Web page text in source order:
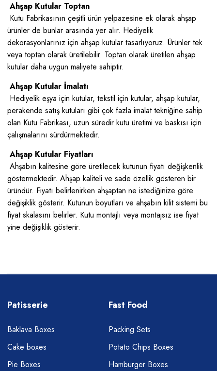
Ahşap Kutular Toptan
Kutu Fabrikasının çeşitli ürün yelpazesine ek olarak ahşap
ürünler de bunlar arasında yer alır. Hediyelik
dekorasyonlarınız için ahşap kutular tasarlıyoruz. Ürünler tek
veya toptan olarak üretilebilir. Toptan olarak üretilen ahşap
kutular daha uygun maliyete sahiptir.
Ahşap Kutular İmalatı
Hediyelik eşya için kutular, tekstil için kutular, ahşap kutular,
perakende satış kutuları gibi çok fazla imalat tekniğine sahip
olan Kutu Fabrikası, uzun süredir kutu üretimi ve baskısı için
çalışmalarını sürdürmektedir.
Ahşap Kutular Fiyatları
Ahşabın kalitesine göre üretilecek kutunun fiyatı değişkenlik
göstermektedir. Ahşap kaliteli ve sade özellik gösteren bir
üründür. Fiyatı belirlenirken ahşaptan ne istediğinize göre
değişiklik gösterir. Kutunun boyutları ve ahşabın kilit sistemi bu
fiyat skalasını belirler. Kutu montajlı veya montajsız ise fiyat
yine değişiklik gösterir.
Patisserie
Baklava Boxes
Cake boxes
Pie Boxes
Fast Food
Packing Sets
Potato Chips Boxes
Hamburger Boxes